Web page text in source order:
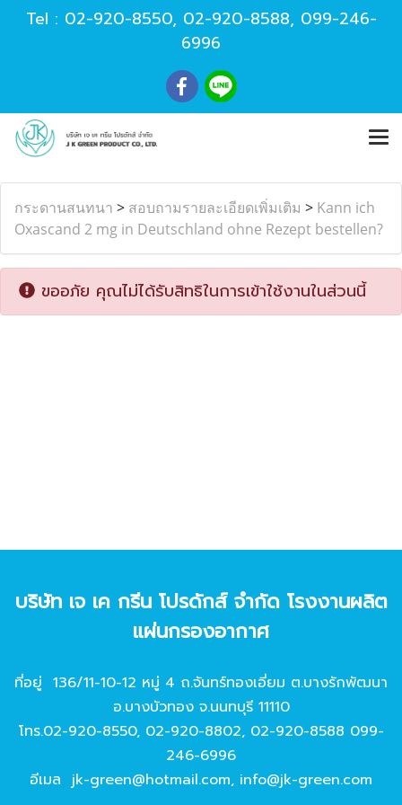
Tel : 02-920-8550, 02-920-8588, 099-246-
6996
กระดานสนทนา > สอบถามรายละเอียดเพิ่มเติม > Kann ich
Oxascand 2 mg in Deutschland ohne Rezept bestellen?
ขออภัย คุณไม่ได้รับสิทธิในการเข้าใช้งานในส่วนนี้
บริษัท เจ เค กรีน โปรดักส์ จํากัด โรงงานผลิต
แผ่นกรองอากาศ
ที่อยู่ 136/11-10-12 หมู่ 4 ถ.จันทร์ทองเอี่ยม ต.บางรักพัฒนา
อ.บางบัวทอง จ.นนทบุรี 11110
โทร.02-920-8550, 02-920-8802, 02-920-8588 099-
246-6996
อีเมล jk-green@hotmail.com, info@jk-green.com